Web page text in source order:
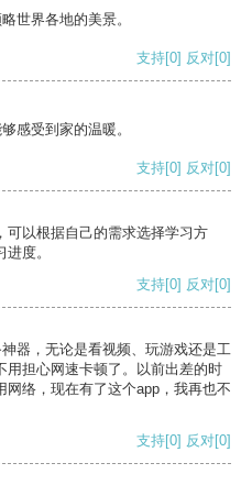
世界各地的美景。
支持[0] 反对[0]
感受到家的温暖。
支持[0] 反对[0]
可以根据自己的需求选择学习方
度。
支持[0] 反对[0]
器，无论是看视频、玩游戏还是工
用担心网速卡顿了。以前出差的时
络，现在有了这个app，我再也不
支持[0] 反对[0]